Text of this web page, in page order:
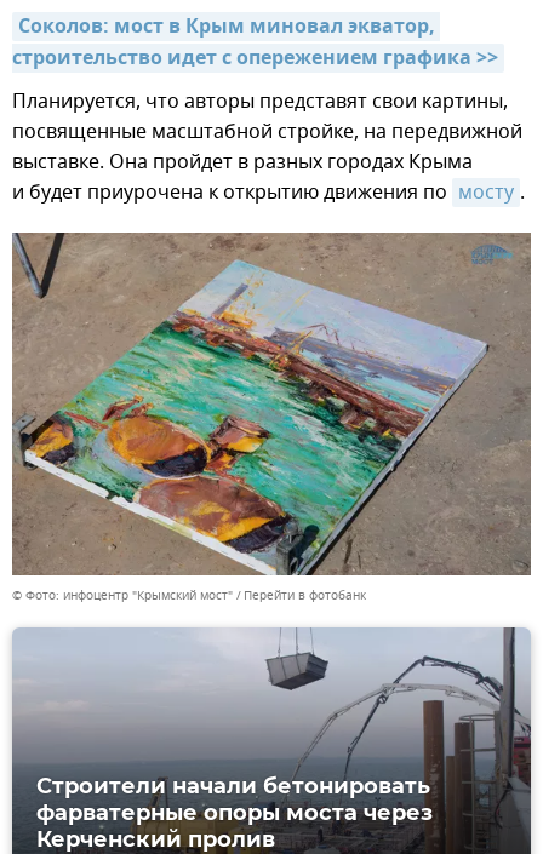
Соколов: мост в Крым миновал экватор,
строительство идет с опережением графика >>
Планируется, что авторы представят свои картины,
посвященные масштабной стройке, на передвижной
выставке. Она пройдет в разных городах Крыма
и будет приурочена к открытию движения по мосту .
© Фото: инфоцентр "Крымский мост" Перейти в фотобанк
Строители начали бетонировать
фарватерные опоры моста через
Керченский пролив